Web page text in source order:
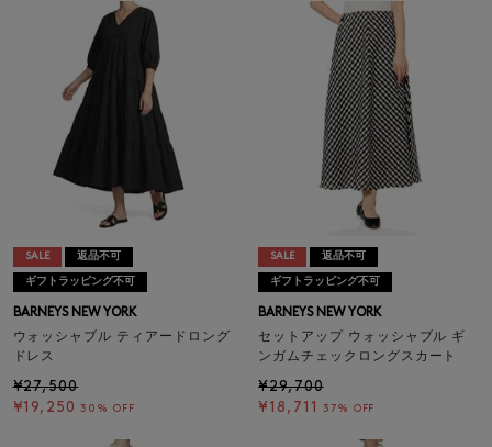
SALE 返品不可
ギフトラッピング不可
BARNEYS NEW YORK
ウォッシャブル ティアードロング
ドレス
¥27,500
¥19,250 30% OFF
SALE 返品不可
ギフトラッピング不可
BARNEYS NEW YORK
セットアップ ウォッシャブル ギ
ンガムチェックロングスカート
¥29,700
¥18,711
37% OFF